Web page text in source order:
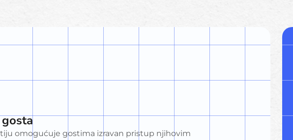
omogućuje gostima izravan pristup njihovim